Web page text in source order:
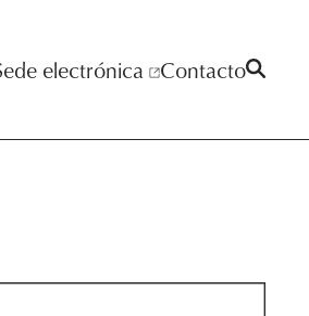
electrónica Contacto